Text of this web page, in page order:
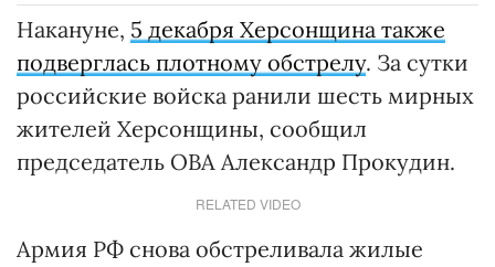
Накануне, 5 декабря Херсонщина также
подверглась плотному обстрелу. За сутки
российские войска ранили шесть мирных
жителей Херсонщины, сообщил
председатель ОВА Александр Прокудин.
RELATED VIDEO
Армия РФ снова обстреливала жилые